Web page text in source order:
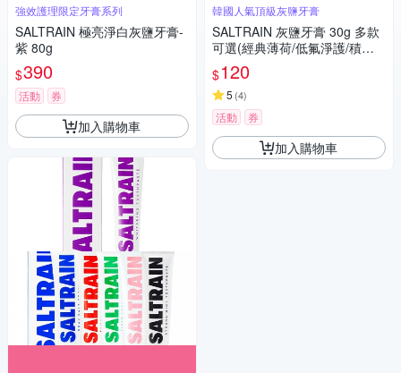
強效護理限定牙膏系列
SALTRAIN 極亮淨白灰鹽牙膏-
紫 80g
$390
活動 券
加入購物車
韓國人氣頂級灰鹽牙膏
SALTRAIN 灰鹽牙膏 30g 多款
可選(經典薄荷/低氟淨護/積雪
草修護/清恬香檸/強效薄荷)
$120
5 (4)
活動 券
加入購物車